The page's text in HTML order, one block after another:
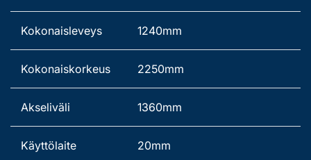
Kokonaisleveys 1240mm
Kokonaiskorkeus 2250mm
Akseliväli 1360mm
Käyttölaite 20mm